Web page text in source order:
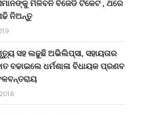
ମିଳିବନି ବିଜେଡି ଟିକେଟ , ଥରେ
ନିଅନ୍ତୁ
ସହ ଲଢୁଛି ଅଭିଲିପ୍ସା, ସହାୟତାର
ବଢାଇଲେ ଧର୍ମଶାଳା ବିଧାୟକ ପ୍ରଣବ